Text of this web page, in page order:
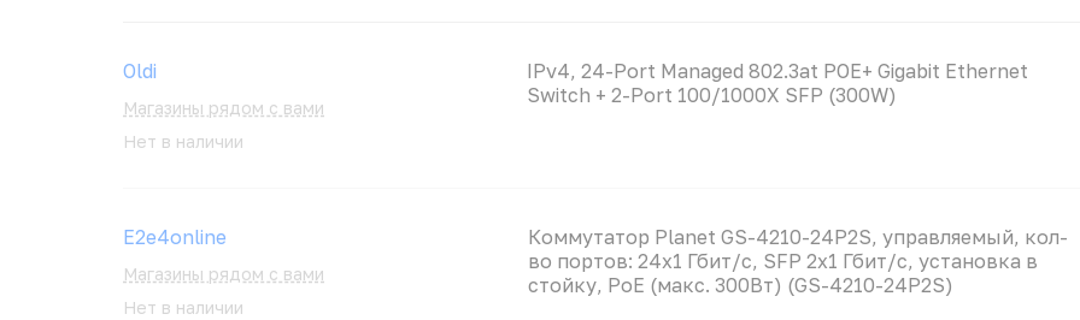
Oldi
Магазины рядом с вами
Нет в наличии
IPv4, 24-Port Managed 802.3at POE+ Gigabit Ethernet
Switch + 2-Port 100/1000X SFP (300W)
E2e4online
Магазины рядом с вами
Нет в наличии
Коммутатор Planet GS-4210-24P2S, управляемый, кол-
во портов: 24x1 Гбит/с, SFP 2x1 Гбит/с, установка в
стойку, PoE (макс. 300Вт) (GS-4210-24P2S)